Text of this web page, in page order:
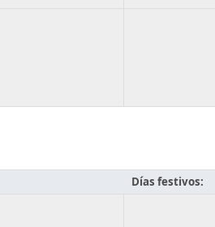
Días festivos: